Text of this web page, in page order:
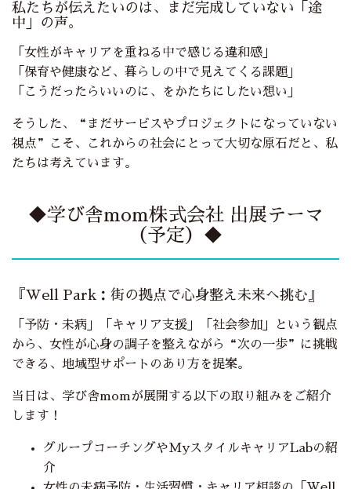
私たちが伝えたいのは、まだ完成していない「途
中」の声。
「女性がキャリアを重ねる中で感じる違和感」
「保育や健康など、暮らしの中で見えてくる課題」
「こうだったらいいのに、をかたちにしたい想い」
そうした、“まだサービスやプロジェクトになっていない
視点”こそ、これからの社会にとって大切な原石だと、私
たちは考えています。
◆学び舎mom株式会社 出展テーマ
（予定）◆
『Well Park：街の拠点で心身整え未来へ挑む』
「予防・未病」「キャリア支援」「社会参加」という観点
から、女性が心身の調子を整えながら“次の一歩”に挑戦
できる、地域型サポートのあり方を提案。
当日は、学び舎momが展開する以下の取り組みをご紹介
します！
グループコーチングやMyスタイルキャリアLabの紹
介